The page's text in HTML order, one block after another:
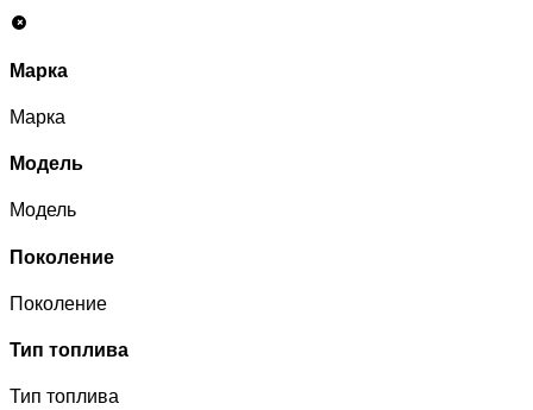
Марка
Марка
Модель
Модель
Поколение
Поколение
Тип топлива
Тип топлива